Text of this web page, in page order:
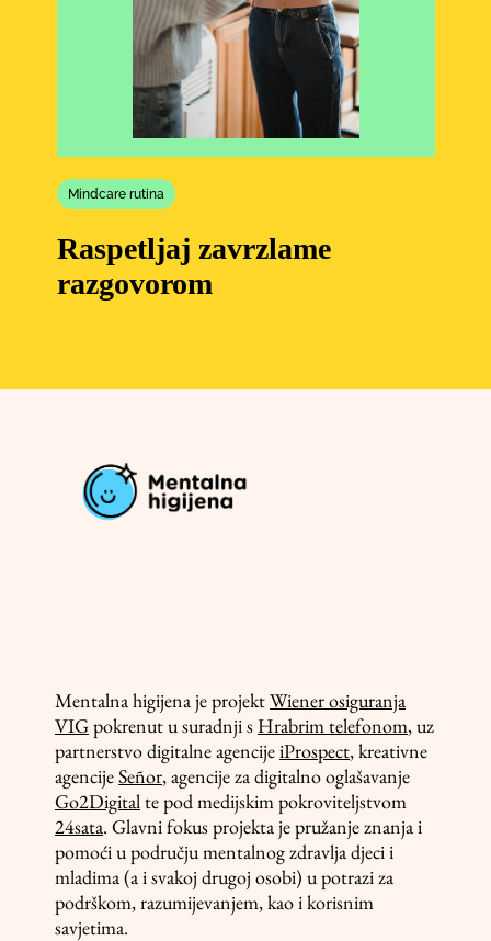
Mindcare rutina
Raspetljaj zavrzlame
razgovorom
Mentalna higijena je projektWiener osiguranja
VIGpokrenut u suradnji s Hrabrim telefonom, uz
partnerstvo digitalne agencijeiProspect, kreativne
agencijeSeñor, agencije za digitalno oglašavanje
Go2Digitalte pod medijskim pokroviteljstvom
24sata. Glavni fokus projekta je pružanje znanja i
pomoći u području mentalnog zdravlja djeci i
mladima (a i svakoj drugoj osobi) u potrazi za
podrškom, razumijevanjem, kao i korisnim
savjetima.